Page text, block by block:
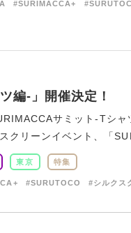
#SURIMACCA+
編-」開催決定！
サミット-Tシャ
クリーンイベント、「
東京 特集
#SURUTOCO #シルクス